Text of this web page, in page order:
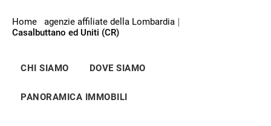
Home
agenzie affiliate della Lombardia
Casalbuttano ed Uniti (CR)
CHI SIAMO DOVE SIAMO
PANORAMICA IMMOBILI